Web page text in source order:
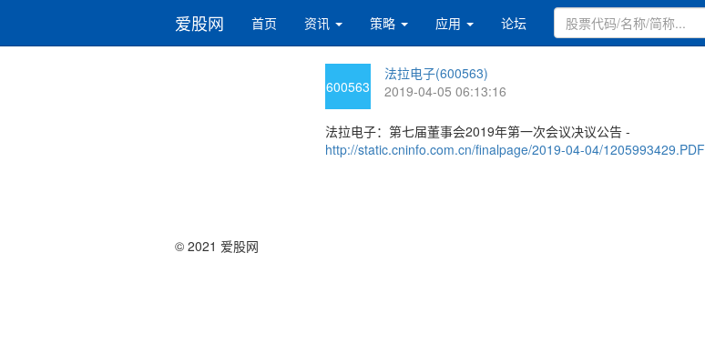
爱股网 首页 资讯 策略 应用 论坛
600563
法拉电子(600563)
2019-04-05 06:13:16
法拉电子：第七届董事会2019年第一次会议决议公告 -
http://static.cninfo.com.cn/finalpage/2019-04-04/1205993429.PDF
© 2021 爱股网